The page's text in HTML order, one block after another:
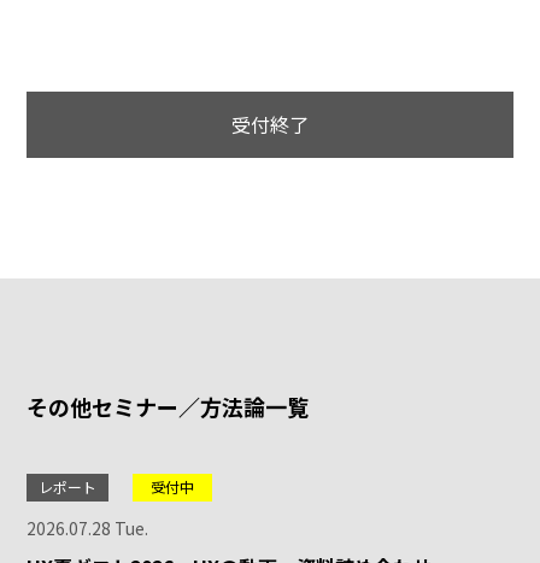
受付終了
その他セミナー／方法論一覧
レポート 受付中
2026.07.28 Tue.